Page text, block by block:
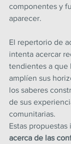
componentes y
aparecer.
El repertorio de
intenta acercar
tendientes a que
amplíen sus
los saberes
de sus
comunitarias.
Estas propuestas
acerca de las